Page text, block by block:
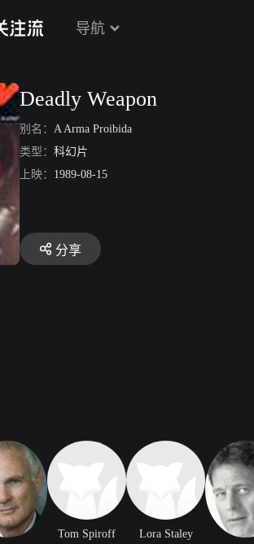
导航
Deadly Weapon
别名： A Arma Proibida
类型： 科幻片
上映： 1989-08-15
分享
Tom Spiroff
Lora Staley